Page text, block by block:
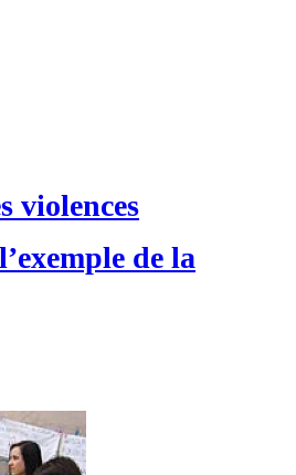
violences
de la